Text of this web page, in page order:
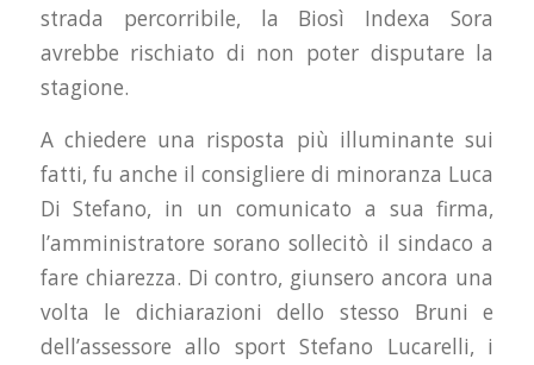
strada percorribile, la Biosì Indexa Sora
avrebbe rischiato di non poter disputare la
stagione.
A chiedere una risposta più illuminante sui
fatti, fu anche il consigliere di minoranza Luca
Di Stefano, in un comunicato a sua firma,
l’amministratore sorano sollecitò il sindaco a
fare chiarezza. Di contro, giunsero ancora una
volta le dichiarazioni dello stesso Bruni e
dell’assessore allo sport Stefano Lucarelli, i